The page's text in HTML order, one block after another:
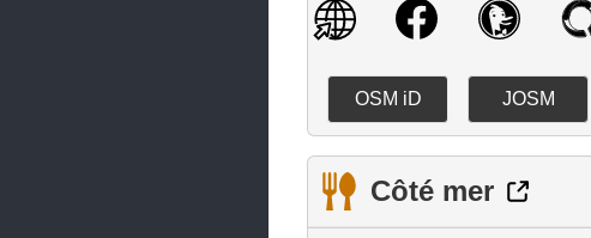
OSM iD JOSM
Côté mer